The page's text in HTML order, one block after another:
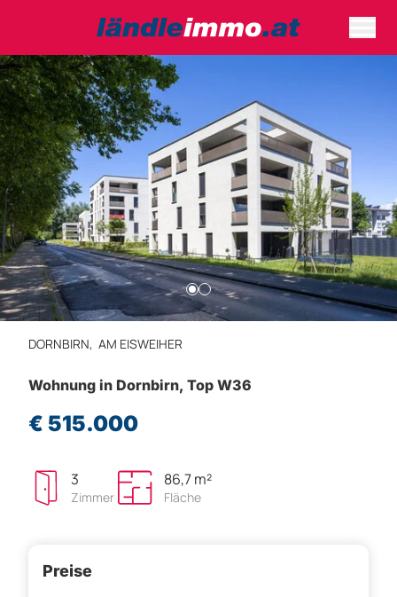
DORNBIRN, AM EISWEIHER
Wohnung in Dornbirn, Top W36
€ 515.000
3
Zimmer
86,7 m²
Fläche
Preise